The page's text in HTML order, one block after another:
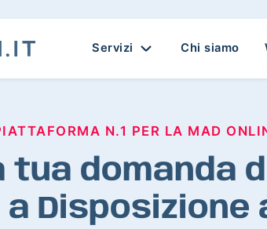
Servizi Chi siamo
N.1 PER LA MAD
tua domanda
Disposizione